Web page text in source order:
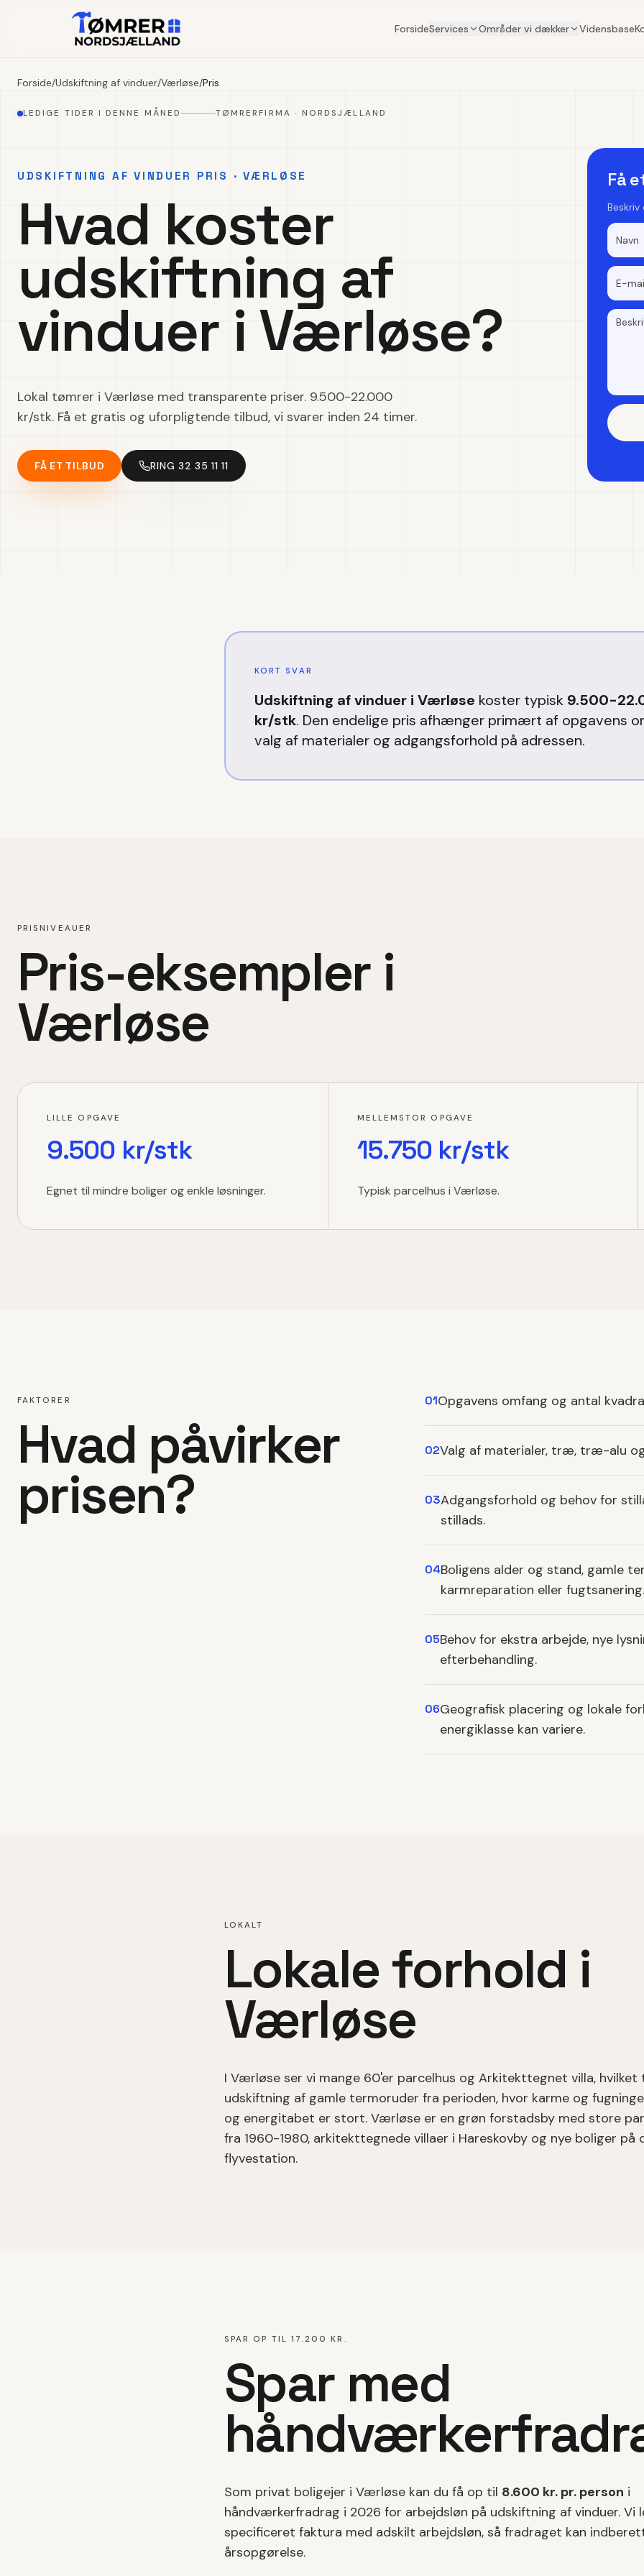
ForsideServices Områder vi dækker Vidensbase
Forside/Udskiftning af vinduer/Værløse/Pris
LEDIGE TIDER I DENNE MÅNED TØMRERFIRMA · NORDSJÆLLAND
UDSKIFTNING AF VINDUER PRIS · VÆRLØSE
Hvad koster
udskiftning af
vinduer i Værløse?
Lokal tømrer i Værløse med transparente priser. 9.500-22.000
kr/stk. Få et gratis og uforpligtende tilbud, vi svarer inden 24 timer.
FÅ ET TILBUD RING 32 35 11 11
Få
KORT SVAR
Udskiftning af vinduer i Værløse koster typisk 9.500-
kr/stk. Den endelige pris afhænger primært af opgavens
valg af materialer og adgangsforhold på adressen.
PRISNIVEAUER
Pris-eksempler i
Værløse
LILLE OPGAVE
9.500 kr/stk
Egnet til mindre boliger og enkle løsninger.
MELLEMSTOR OPGAVE
15.750 kr/stk
Typisk parcelhus i Værløse.
FAKTORER
Hvad påvirker
prisen?
01Opgavens omfang og antal
02Valg af materialer, træ, træ-alu
03Adgangsforhold og behov for
stillads.
04Boligens alder og stand, gamle
karmreparation eller fugtsanering.
05Behov for ekstra arbejde, nye
efterbehandling.
06Geografisk placering og lokale
energiklasse kan variere.
LOKALT
Lokale forhold i
Værløse
I Værløse ser vi mange 60'er parcelhus og Arkitekttegnet villa, hvilket
udskiftning af gamle termoruder fra perioden, hvor karme og
og energitabet er stort. Værløse er en grøn forstadsby med store
fra 1960-1980, arkitekttegnede villaer i Hareskovby og nye boliger på
flyvestation.
SPAR OP TIL 17.200 KR.
Spar med
Som privat boligejer i Værløse kan du få op til 8.600 kr. pr. person i
håndværkerfradrag i 2026 for arbejdsløn på udskiftning af vinduer. Vi
specificeret faktura med adskilt arbejdsløn, så fradraget kan
årsopgørelse.